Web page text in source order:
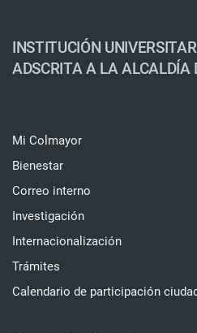
INSTITUCIÓN
ADSCRITA A LA ALCALDÍA
Mi Colmayor
Bienestar
Correo interno
Investigación
Internacionalización
Trámites
Calendario de participación